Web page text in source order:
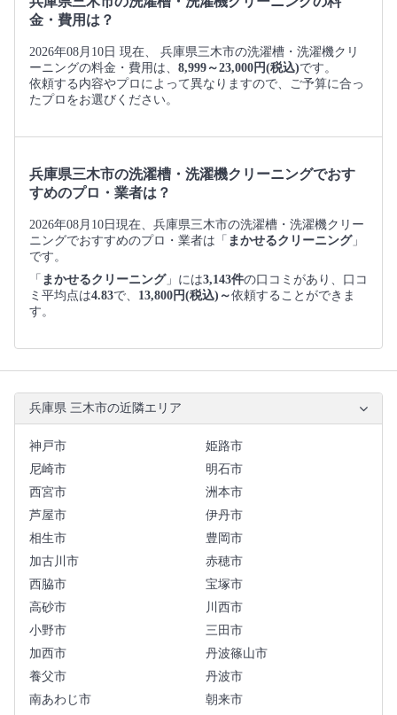
金・費用は？
2026年08月10日 現在、 兵庫県三木市の洗濯槽・洗濯機クリ
ーニングの料金・費用は、 8,999～23,000円(税込)です。
依頼する内容やプロによって異なりますので、ご予算に合っ
たプロをお選びください。
兵庫県三木市の洗濯槽・洗濯機クリーニングでおす
すめのプロ・業者は？
2026年08月10日現在、兵庫県三木市の洗濯槽・洗濯機クリー
ニングでおすすめのプロ・業者は「 まかせるクリーニング」
です。
「 まかせるクリーニング」には3,143件の口コミがあり、口コ
ミ平均点は4.83で、 13,800円(税込)～依頼することができま
す。
兵庫県 三木市の近隣エリア
神戸市
姫路市
尼崎市
明石市
西宮市
洲本市
芦屋市
伊丹市
相生市
豊岡市
加古川市
赤穂市
西脇市
宝塚市
高砂市
川西市
小野市
三田市
加西市
丹波篠山市
養父市
丹波市
南あわじ市
朝来市